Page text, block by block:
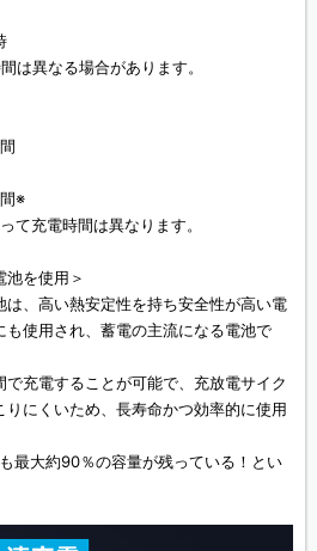
は異なる場合があります。
※
て充電時間は異なります。
池を使用＞
は、高い熱安定性を持ち安全性が高い電
使用され、蓄電の主流になる電池で
充電することが可能で、充放電サイク
にくいため、長寿命かつ効率的に使用
最大約90％の容量が残っている！とい